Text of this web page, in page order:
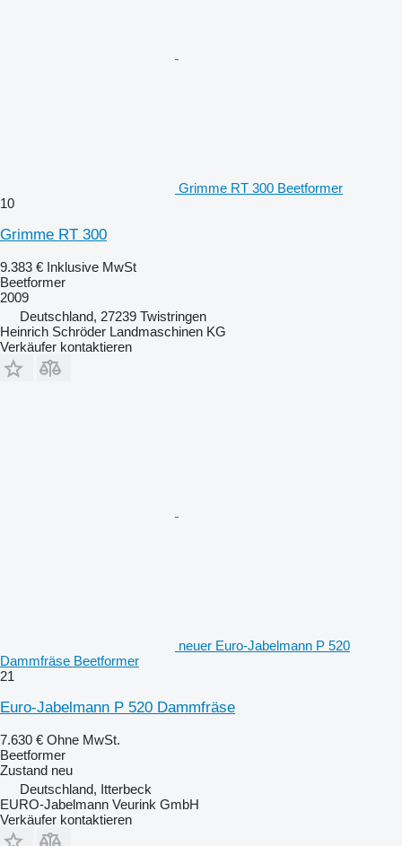
Grimme RT 300 Beetformer
10
Grimme RT 300
9.383 € Inklusive MwSt
Beetformer
2009
Deutschland, 27239 Twistringen
Heinrich Schröder Landmaschinen KG
Verkäufer kontaktieren
neuer Euro-Jabelmann P 520
Dammfräse Beetformer
21
Euro-Jabelmann P 520 Dammfräse
7.630 € Ohne MwSt.
Beetformer
Zustand neu
Deutschland, Itterbeck
EURO-Jabelmann Veurink GmbH
Verkäufer kontaktieren